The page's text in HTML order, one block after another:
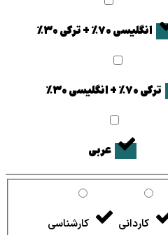
انگلیسی ۷۰٪ + ترکی ۳۰٪
ترکی ۷۰٪ + انگلیسی ۳۰٪
عربی
کاردانی کارشناسی